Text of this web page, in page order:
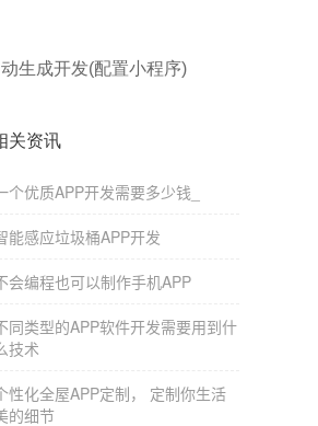
生成开发(配置小程序)
关资讯
个优质APP开发需要多少钱_
能感应垃圾桶APP开发
会编程也可以制作手机APP
同类型的APP软件开发需要用到什
技术
性化全屋APP定制， 定制你生活
的细节